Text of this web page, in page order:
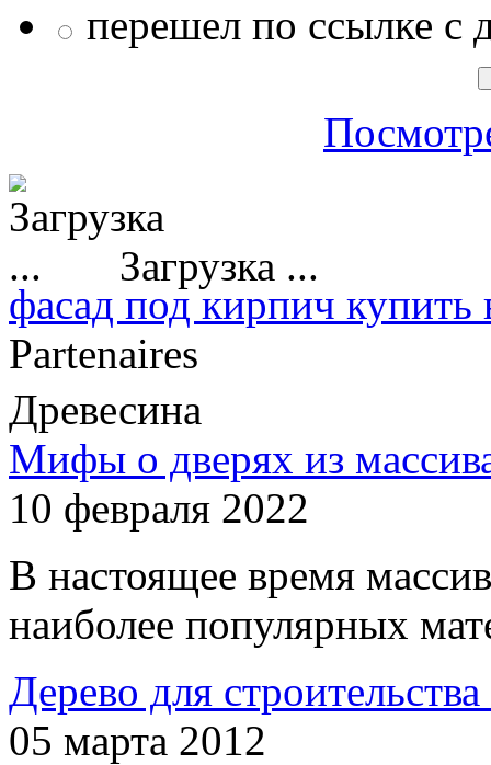
перешел по ссылке с
Загрузка ...
фасад под кирпич купить
Partenaires
Древесина
Мифы о дверях из
10 февраля 2022
В настоящее время
наиболее популярных
Дерево для
05 марта 2012